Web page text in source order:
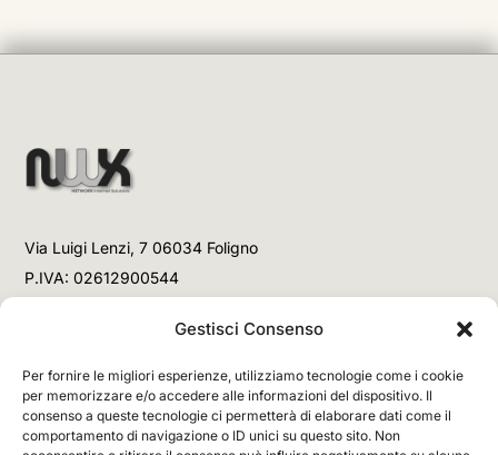
Gestisci Consenso
Per fornire le migliori esperienze, utilizziamo tecnologie come i cookie
per memorizzare e/o accedere alle informazioni del dispositivo. Il
consenso a queste tecnologie ci permetterà di elaborare dati come il
comportamento di navigazione o ID unici su questo sito. Non
Via Luigi Lenzi, 7 06034 Foligno
P.IVA: 02612900544
+39 3477853708 (Chiamata)
Email